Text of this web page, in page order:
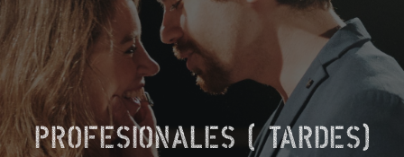
INTENSIVOS
COACH
ALQUILER DE SALA
LLÁMANOS
PROFESIONALES (TARDES)